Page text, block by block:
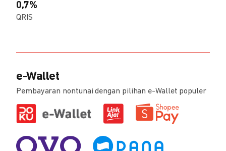
0,7%
QRIS
e-Wallet
Pembayaran nontunai dengan pilihan e-Wallet populer